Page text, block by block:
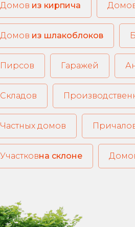
из кирпича
из шлакоблоков
Пирсов Гаражей
Складов
Частных домов
Участковна склоне